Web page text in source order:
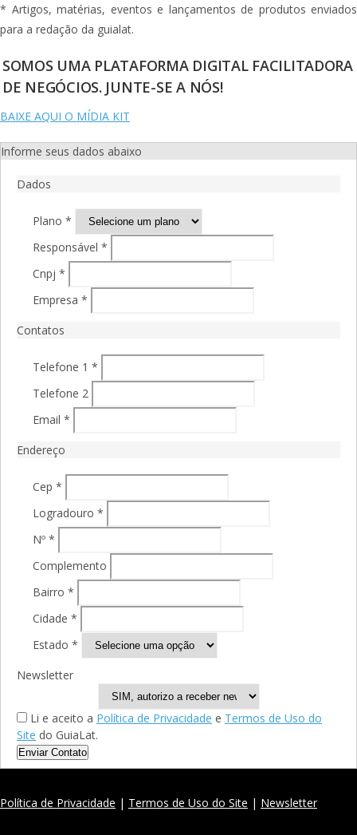
* Artigos, matérias, eventos e lançamentos de produtos enviados
para a redação da guialat.
SOMOS UMA PLATAFORMA DIGITAL FACILITADORA
DE NEGÓCIOS. JUNTE-SE A NÓS!
BAIXE AQUI O MÍDIA KIT
Informe seus dados abaixo
Dados
Plano *
Responsável *
Cnpj *
Empresa *
Contatos
Telefone 1 *
Telefone 2
Email *
Endereço
Cep *
Logradouro *
Nº *
Complemento
Bairro *
Cidade *
Estado *
Newsletter
Li e aceito a Política de Privacidade e Termos de Uso do
Site do GuiaLat.
Enviar Contato
Política de Privacidade | Termos de Uso do Site | Newsletter